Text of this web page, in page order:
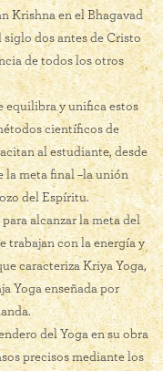
Krishna en el Bhagavad
dos antes de Cristo
de todos los otros
equilibra y unifica estos
científicos de
al estudiante, desde
la meta final –la unión
del Espíritu.
alcanzar la meta del
trabajan con la energía y
caracteriza Kriya Yoga,
Yoga enseñada por
del Yoga en su obra
precisos mediante los